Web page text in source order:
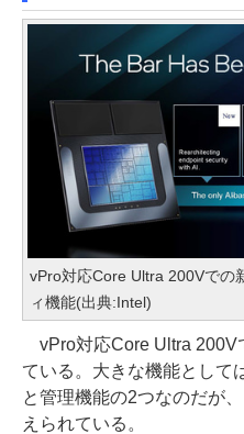
vPro対応Core Ultra 200Vでの
ィ機能(出典:Intel)
vPro対応Core Ultra 200V
ている。大きな機能として
と管理機能の2つなのだが
えられている。